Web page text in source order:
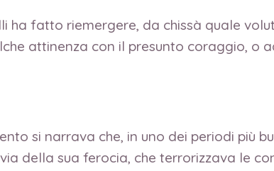
ha fatto riemergere, da chissà quale
attinenza con il presunto coraggio, o
si narrava che, in uno dei periodi più
della sua ferocia, che terrorizzava le